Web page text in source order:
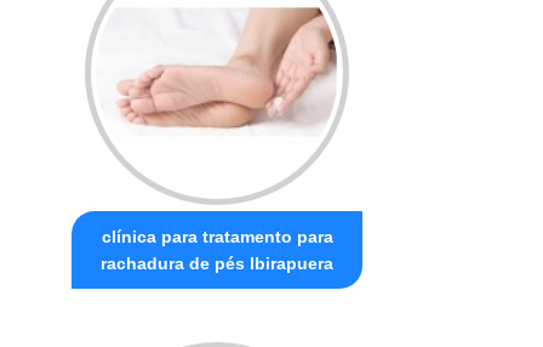
clínica para tratamento para
rachadura de pés Ibirapuera